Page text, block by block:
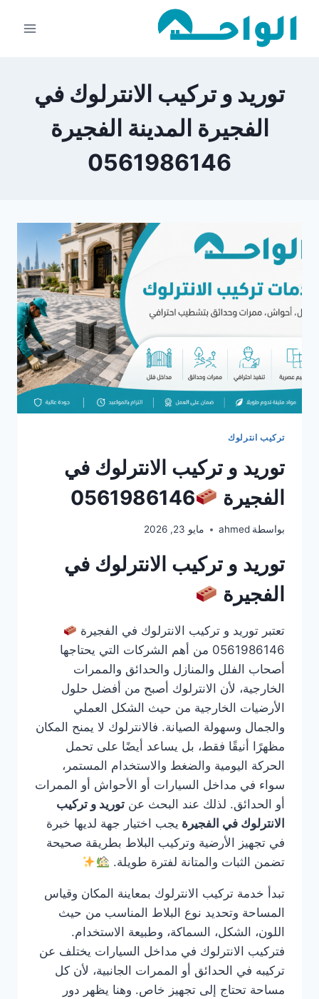
توريد و تركيب الانترلوك في
الفجيرة المدينة الفجيرة
0561986146
تركيب انترلوك
توريد و تركيب الانترلوك في
الفجيرة
0561986146
بواسطة ahmed مايو 23, 2026
توريد و تركيب الانترلوك في
الفجيرة
تعتبر توريد و تركيب الانترلوك في الفجيرة
0561986146 من أهم الشركات التي يحتاجها
أصحاب الفلل والمنازل والحدائق والممرات
الخارجية، لأن الانترلوك أصبح من أفضل حلول
الأرضيات الخارجية من حيث الشكل العملي
والجمال وسهولة الصيانة. فالانترلوك لا يمنح المكان
مظهرًا أنيقًا فقط، بل يساعد أيضًا على تحمل
الحركة اليومية والضغط والاستخدام المستمر،
سواء في مداخل السيارات أو الأحواش أو الممرات
أو الحدائق. لذلك عند البحث عن توريد و تركيب
الانترلوك في الفجيرة يجب اختيار جهة لديها خبرة
في تجهيز الأرضية وتركيب البلاط بطريقة صحيحة
تضمن الثبات والمتانة لفترة طويلة.
تبدأ خدمة تركيب الانترلوك بمعاينة المكان وقياس
المساحة وتحديد نوع البلاط المناسب من حيث
اللون، الشكل، السماكة، وطبيعة الاستخدام.
فتركيب الانترلوك في مداخل السيارات يختلف عن
تركيبه في الحدائق أو الممرات الجانبية، لأن كل
مساحة تحتاج إلى تجهيز خاص. وهنا يظهر دور